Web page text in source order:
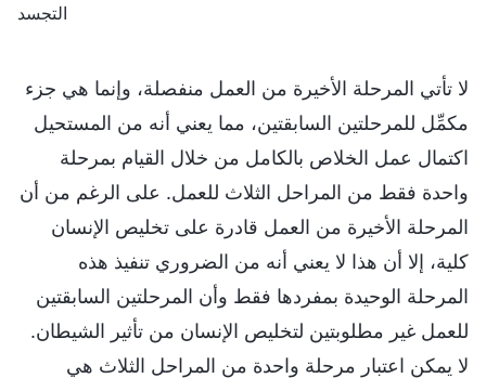
التجسد
لا تأتي المرحلة الأخيرة من العمل منفصلة، وإنما هي جزء
مكمِّل للمرحلتين السابقتين، مما يعني أنه من المستحيل
اكتمال عمل الخلاص بالكامل من خلال القيام بمرحلة
واحدة فقط من المراحل الثلاث للعمل. على الرغم من أن
المرحلة الأخيرة من العمل قادرة على تخليص الإنسان
كلية، إلا أن هذا لا يعني أنه من الضروري تنفيذ هذه
المرحلة الوحيدة بمفردها فقط وأن المرحلتين السابقتين
للعمل غير مطلوبتين لتخليص الإنسان من تأثير الشيطان.
لا يمكن اعتبار مرحلة واحدة من المراحل الثلاث هي